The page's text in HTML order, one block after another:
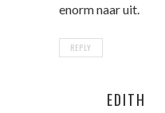
enorm naar uit.
REPLY
EDITH